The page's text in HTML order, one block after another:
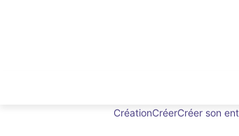
CréationCréerCréer son